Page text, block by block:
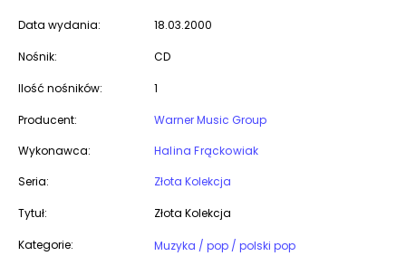
Data wydania: 18.03.2000
Nośnik: CD
Ilość nośników: 1
Producent:
Warner Music Group
Wykonawca:
Halina Frąckowiak
Seria:
Złota Kolekcja
Tytuł: Złota Kolekcja
Kategorie:
Muzyka / pop / polski pop